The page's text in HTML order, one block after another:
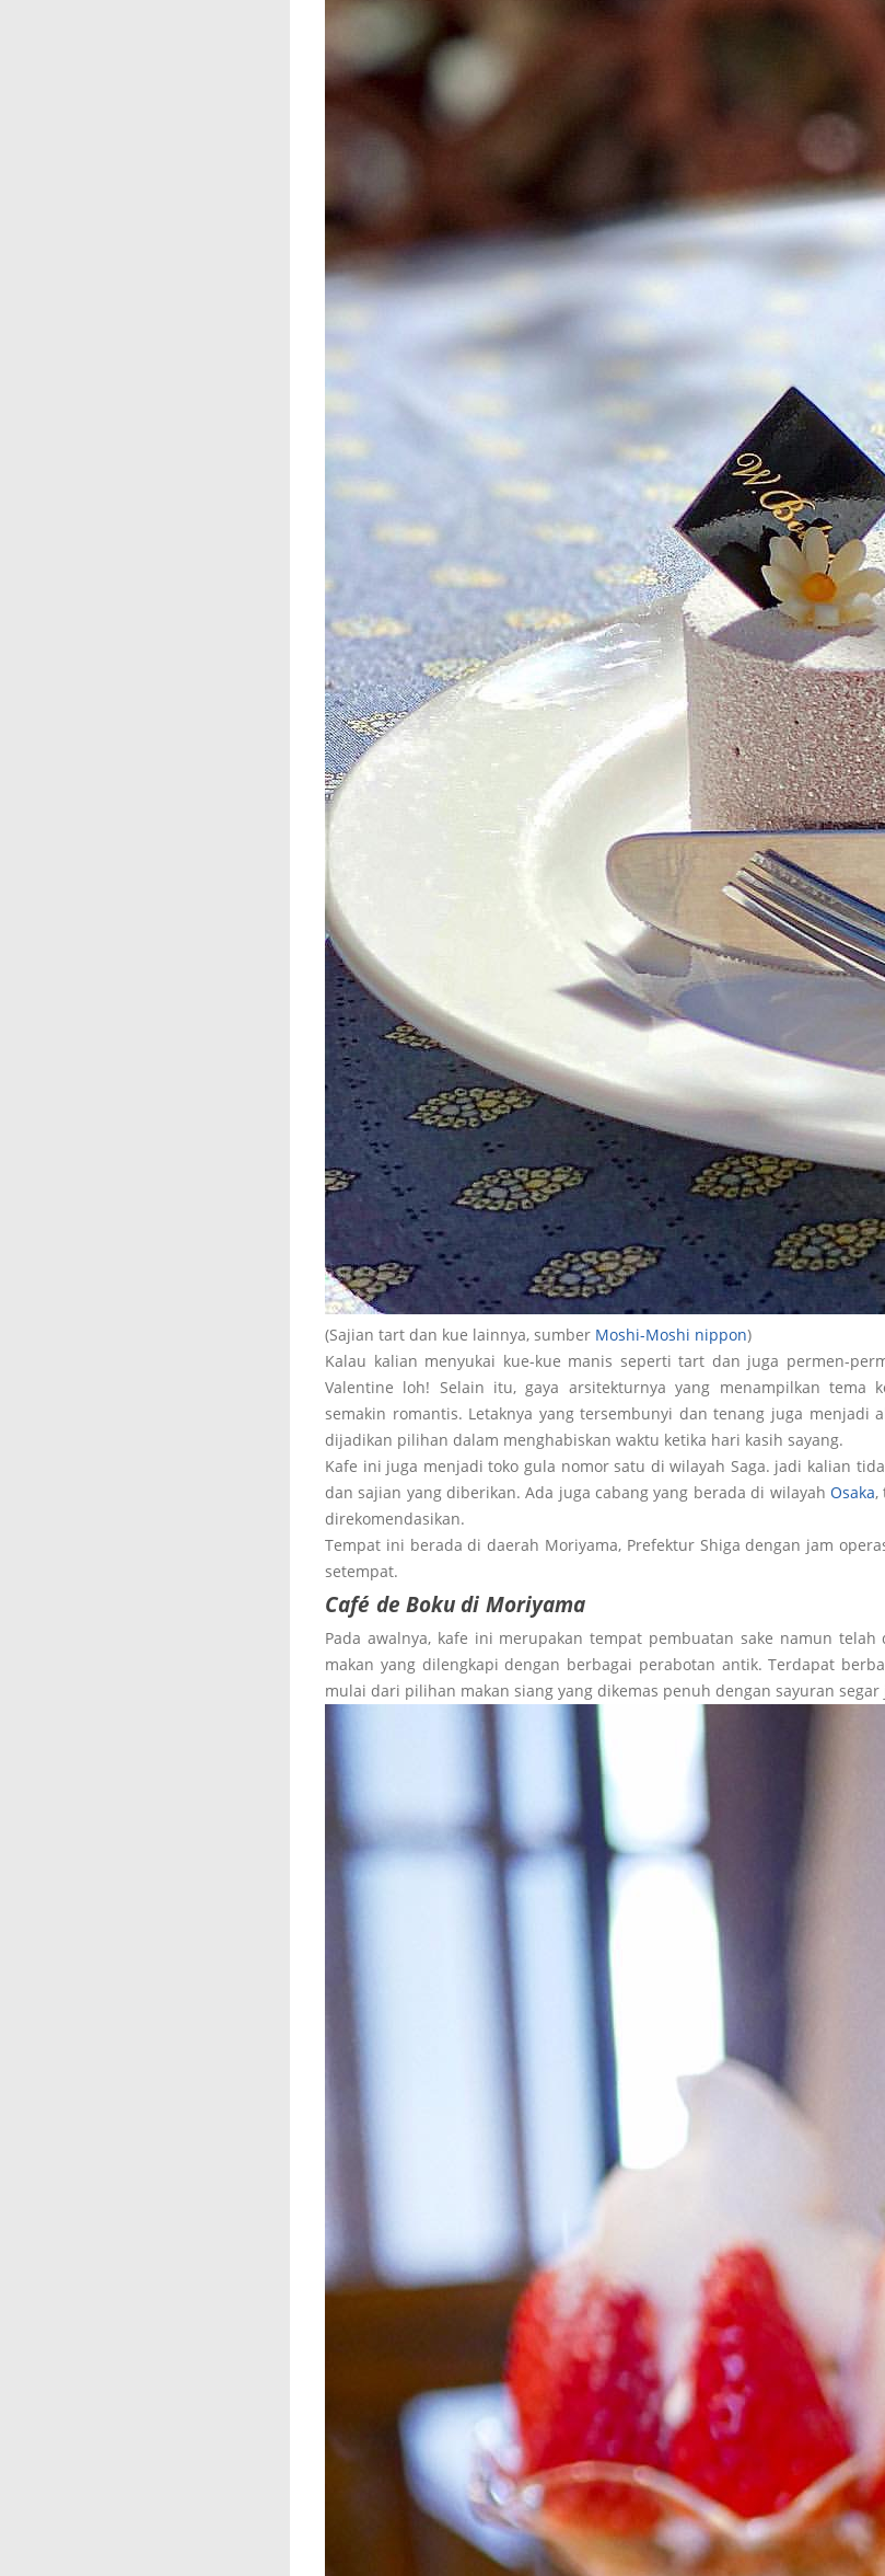
(Sajian tart dan kue lainnya, sumber Moshi-Moshi nippon)
Kalau kalian menyukai kue-kue manis seperti tart dan juga permen-
Valentine loh! Selain itu, gaya arsitekturnya yang menampilkan tema
semakin romantis. Letaknya yang tersembunyi dan tenang juga menjadi
dijadikan pilihan dalam menghabiskan waktu ketika hari kasih sayang.
Kafe ini juga menjadi toko gula nomor satu di wilayah Saga. jadi kalian
dan sajian yang diberikan. Ada juga cabang yang berada di wilayah Osaka,
direkomendasikan.
Tempat ini berada di daerah Moriyama, Prefektur Shiga dengan jam
setempat.
Café de Boku di Moriyama
Pada awalnya, kafe ini merupakan tempat pembuatan sake namun
makan yang dilengkapi dengan berbagai perabotan antik. Terdapat
mulai dari pilihan makan siang yang dikemas penuh dengan sayuran